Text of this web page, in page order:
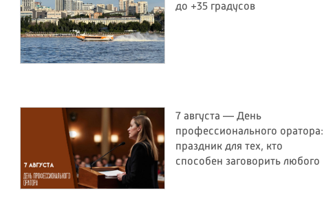
до +35 градусов
7 августа — День
профессионального оратора:
праздник для тех, кто
способен заговорить любого